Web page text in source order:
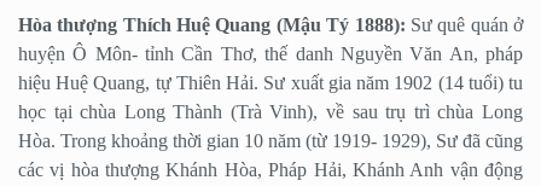
Hòa thượng Thích Huệ Quang (Mậu Tý 1888): Sư quê quán ở
huyện Ô Môn- tỉnh Cần Thơ, thế danh Nguyền Văn An, pháp
hiệu Huệ Quang, tự Thiên Hải. Sư xuất gia năm 1902 (14 tuổi) tu
học tại chùa Long Thành (Trà Vinh), về sau trụ trì chùa Long
Hòa. Trong khoảng thời gian 10 năm (từ 1919- 1929), Sư đã cũng
các vị hòa thượng Khánh Hòa, Pháp Hải, Khánh Anh vận động